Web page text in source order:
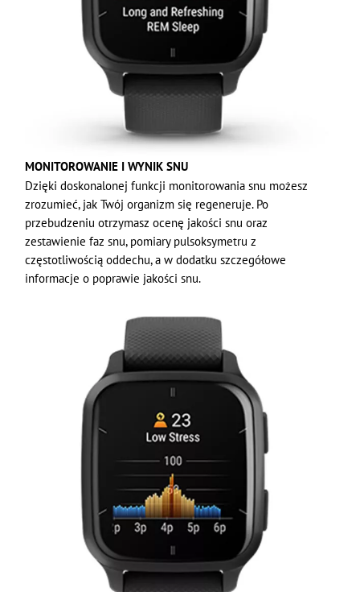
MONITOROWANIE I WYNIK SNU
Dzięki doskonalonej funkcji monitorowania snu możesz
zrozumieć, jak Twój organizm się regeneruje. Po
przebudzeniu otrzymasz ocenę jakości snu oraz
zestawienie faz snu, pomiary pulsoksymetru z
częstotliwością oddechu, a w dodatku szczegółowe
informacje o poprawie jakości snu.